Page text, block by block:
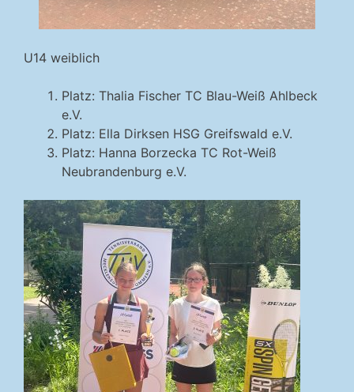
U14 weiblich
Platz: Thalia Fischer TC Blau-Weiß Ahlbeck
e.V.
Platz: Ella Dirksen HSG Greifswald e.V.
Platz: Hanna Borzecka TC Rot-Weiß
Neubrandenburg e.V.